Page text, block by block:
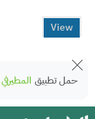
View
حمل تطبيق المطيرفي